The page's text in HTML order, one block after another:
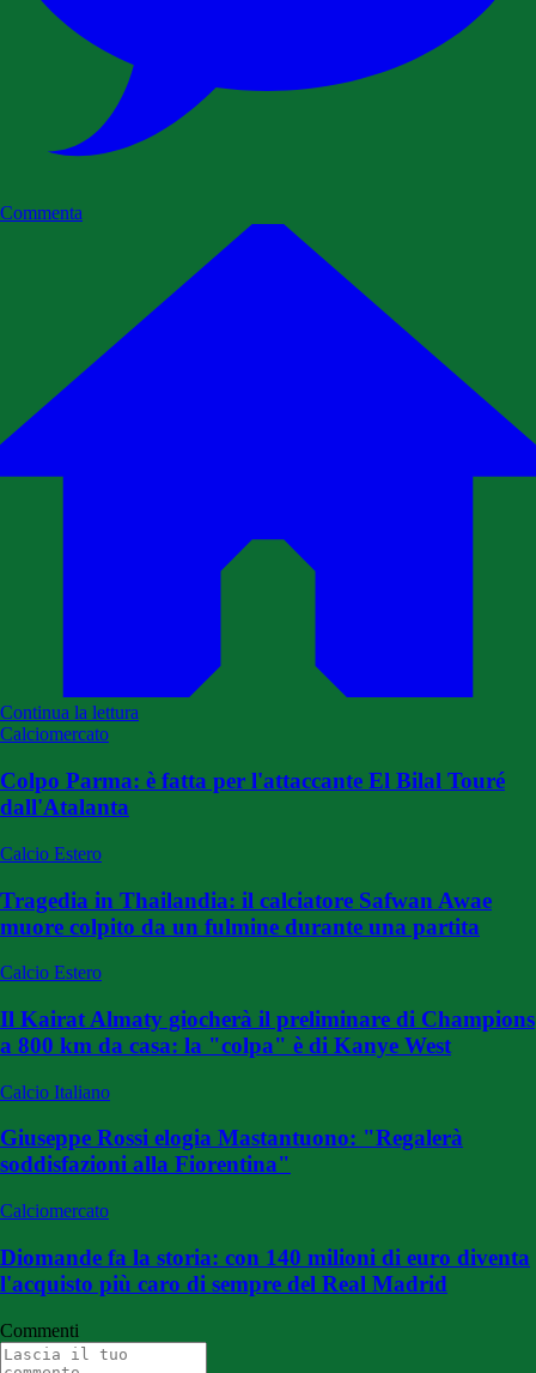
Commenta
Continua la lettura
Calciomercato
Colpo Parma: è fatta per l'attaccante El Bilal Touré
dall'Atalanta
Calcio Estero
Tragedia in Thailandia: il calciatore Safwan Awae
muore colpito da un fulmine durante una partita
Calcio Estero
Il Kairat Almaty giocherà il preliminare di Champions
a 800 km da casa: la "colpa" è di Kanye West
Calcio Italiano
Giuseppe Rossi elogia Mastantuono: "Regalerà
soddisfazioni alla Fiorentina"
Calciomercato
Diomande fa la storia: con 140 milioni di euro diventa
l'acquisto più caro di sempre del Real Madrid
Commenti